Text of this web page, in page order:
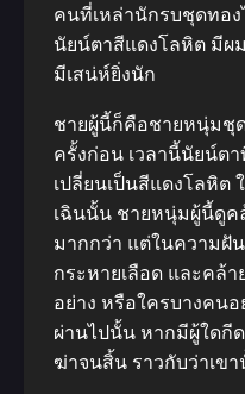
คนที่เหล่านักรบชุดทอ
นัยน์ตาสีแดงโลหิต มีผ
มีเสน่ห์ยิ่งนัก
ชายผู้นี้ก็คือชายหนุ่มชุ
ครั้งก่อน เวลานี้นัยน์ต
เปลี่ยนเป็นสีแดงโลหิต
เฉินนั้น ชายหนุ่มผู้นี้ดูค
มากกว่า แต่ในความฝั
กระหายเลือด และคล้า
อย่าง หรือใครบางคน
ผ่านไปนั้น หากมีผู้ใดกี
ฆ่าจนสิ้น ราวกับว่าเข